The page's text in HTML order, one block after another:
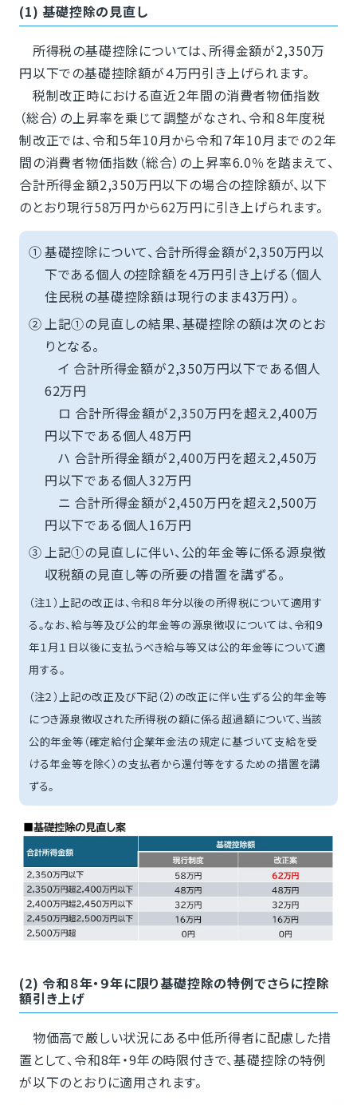
(1) 基礎控除の見直し
所得税の基礎控除については、所得金額が2,350万
円以下での基礎控除額が４万円引き上げられます。
税制改正時における直近２年間の消費者物価指数
（総合）の上昇率を乗じて調整がなされ、令和８年度税
制改正では、令和５年10月から令和７年10月までの２年
間の消費者物価指数（総合）の上昇率6.0％を踏まえて、
合計所得金額2,350万円以下の場合の控除額が、以下
のとおり現行58万円から62万円に引き上げられます。
①基礎控除について、合計所得金額が2,350万円以
下である個人の控除額を４万円引き上げる（個人
住民税の基礎控除額は現行のまま43万円）。
②上記①の見直しの結果、基礎控除の額は次のとお
りとなる。
イ 合計所得金額が2,350万円以下である個人
62万円
ロ 合計所得金額が2,350万円を超え2,400万
円以下である個人48万円
ハ 合計所得金額が2,400万円を超え2,450万
円以下である個人32万円
ニ 合計所得金額が2,450万円を超え2,500万
円以下である個人16万円
③上記①の見直しに伴い、公的年金等に係る源泉徴
収税額の見直し等の所要の措置を講ずる。
（注１）上記の改正は、令和８年分以後の所得税について適用す
る。なお、給与等及び公的年金等の源泉徴収については、令和９
年１月１日以後に支払うべき給与等又は公的年金等について適
用する。
（注２）上記の改正及び下記（2）の改正に伴い生ずる公的年金等
につき源泉徴収された所得税の額に係る超過額について、当該
公的年金等（確定給付企業年金法の規定に基づいて支給を受
ける年金等を除く）の支払者から還付等をするための措置を講
ずる。
(2) 令和８年・９年に限り基礎控除の特例でさらに控除
額引き上げ
物価高で厳しい状況にある中低所得者に配慮した措
置として、令和8年・9年の時限付きで、基礎控除の特例
が以下のとおりに適用されます。